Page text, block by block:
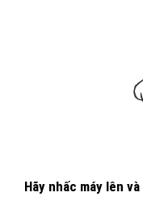
Hãy nhấc máy lên và